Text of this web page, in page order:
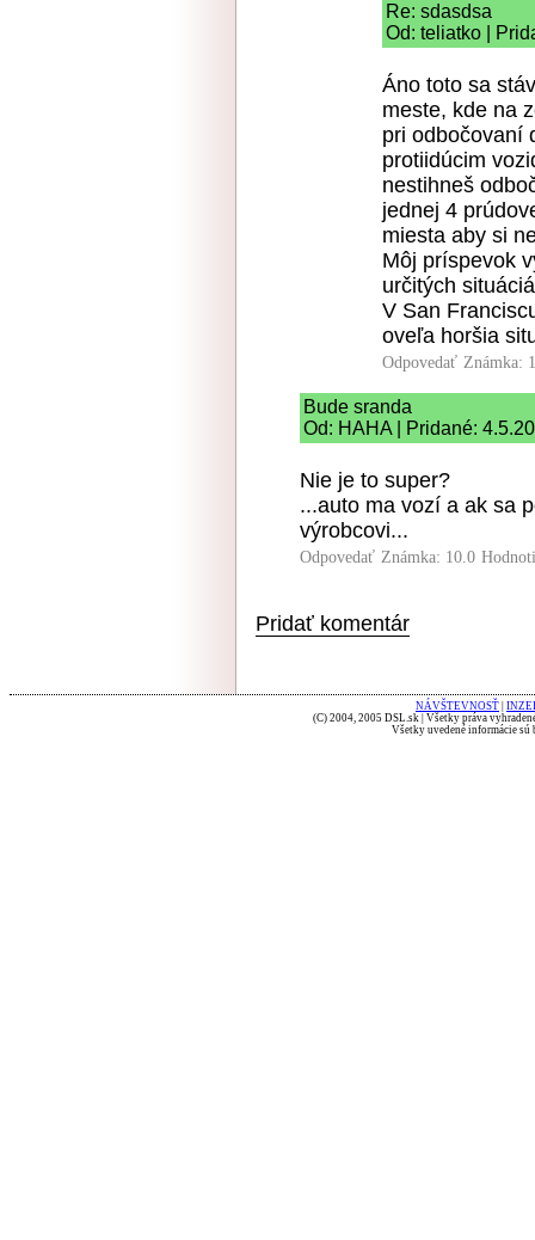
Re: sdasdsa
Od: teliatko |
Áno toto sa
meste, kde na
pri odbočovaní
protiidúcim
nestihneš
jednej 4
miesta aby si
Môj príspevok
určitých
V San
oveľa horšia
Odpovedať Známka:
Bude sranda
Od: HAHA | Pridané:
Nie je to super?
...auto ma vozí a ak sa
výrobcovi...
Odpovedať Známka: 10.0
Pridať komentár
NÁVŠTEVNOSŤ
(C) 2004, 2005 DSL.sk | Všetky práva
Všetky uvedené informácie sú